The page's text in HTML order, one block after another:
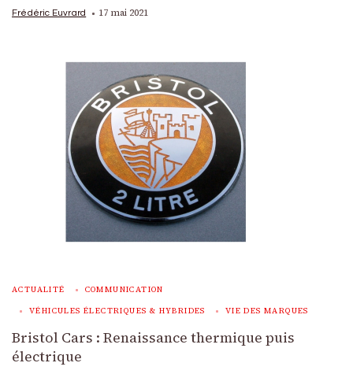
Frédéric Euvrard 17 mai 2021
ACTUALITÉ COMMUNICATION
VÉHICULES ÉLECTRIQUES & HYBRIDES VIE DES MARQUES
Bristol Cars : Renaissance thermique puis
électrique